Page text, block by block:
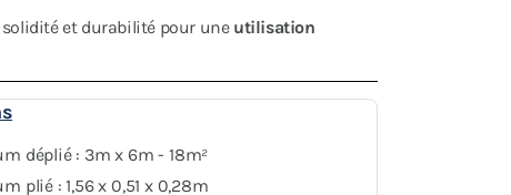
et durabilité pour une utilisation
déplié : 3m x 6m - 18m²
plié : 1,56 x 0,51 x 0,28m